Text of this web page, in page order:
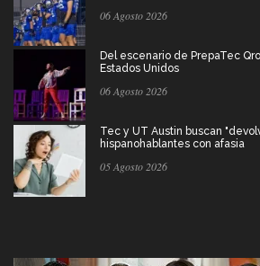
06 Agosto 2026
Del escenario de PrepaTec
Estados Unidos
06 Agosto 2026
Tec y UT Austin buscan
hispanohablantes con afasia
05 Agosto 2026